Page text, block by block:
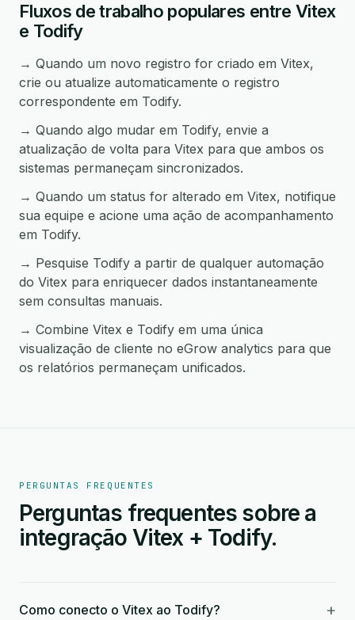
Fluxos de trabalho populares entre Vitex
e Todify
→ Quando um novo registro for criado em Vitex,
crie ou atualize automaticamente o registro
correspondente em Todify.
→ Quando algo mudar em Todify, envie a
atualização de volta para Vitex para que ambos os
sistemas permaneçam sincronizados.
→ Quando um status for alterado em Vitex, notifique
sua equipe e acione uma ação de acompanhamento
em Todify.
→ Pesquise Todify a partir de qualquer automação
do Vitex para enriquecer dados instantaneamente
sem consultas manuais.
→ Combine Vitex e Todify em uma única
visualização de cliente no eGrow analytics para que
os relatórios permaneçam unificados.
PERGUNTAS FREQUENTES
Perguntas frequentes sobre a
integração Vitex + Todify.
Como conecto o Vitex ao Todify? +